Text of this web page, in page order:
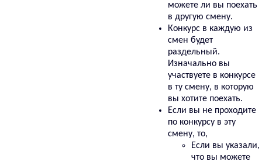
можете ли вы поехать
в другую смену.
Конкурс в каждую из
смен будет
раздельный.
Изначально вы
участвуете в конкурсе
в ту смену, в которую
вы хотите поехать.
Если вы не проходите
по конкурсу в эту
смену, то,
Если вы указали,
что вы можете